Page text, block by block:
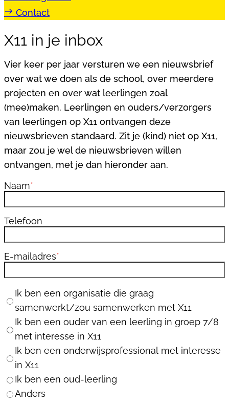
east Contact
X11 in je inbox
Vier keer per jaar versturen we een nieuwsbrief
over wat we doen als de school, over meerdere
projecten en over wat leerlingen zoal
(mee)maken. Leerlingen en ouders/verzorgers
van leerlingen op X11 ontvangen deze
nieuwsbrieven standaard. Zit je (kind) niet op X11,
maar zou je wel de nieuwsbrieven willen
ontvangen, met je dan hieronder aan.
Naam*
Telefoon
E-mailadres*
Situatie
Ik ben een organisatie die graag
samenwerkt/zou samenwerken met X11
Ik ben een ouder van een leerling in groep 7/8
met interesse in X11
Ik ben een onderwijsprofessional met interesse
in X11
Ik ben een oud-leerling
Anders